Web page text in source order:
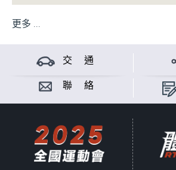
更多 ...
交 通
聯 絡